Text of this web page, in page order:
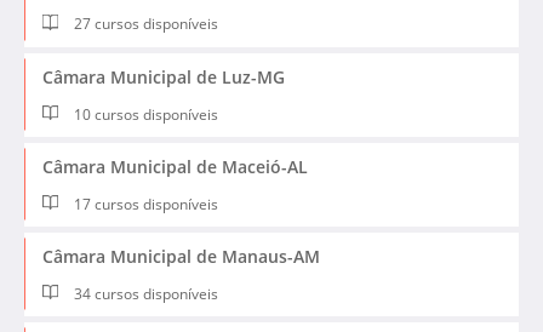
27 cursos disponíveis
Câmara Municipal de Luz-MG
10 cursos disponíveis
Câmara Municipal de Maceió-AL
17 cursos disponíveis
Câmara Municipal de Manaus-AM
34 cursos disponíveis